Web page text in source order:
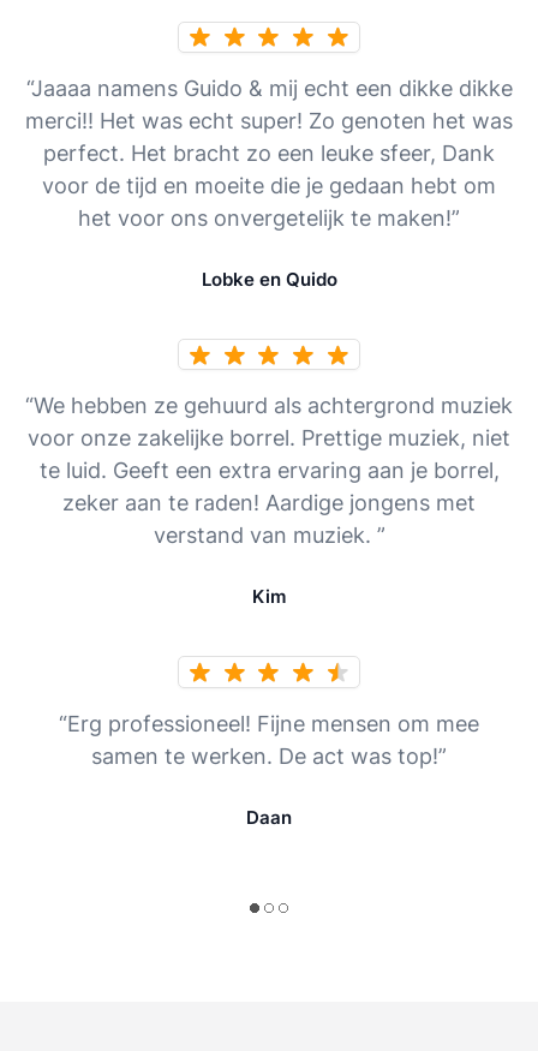
“Jaaaa namens Guido & mij echt een dikke dikke
merci!! Het was echt super! Zo genoten het was
perfect. Het bracht zo een leuke sfeer, Dank
voor de tijd en moeite die je gedaan hebt om
het voor ons onvergetelijk te maken!”
Lobke en Quido
“We hebben ze gehuurd als achtergrond muziek
voor onze zakelijke borrel. Prettige muziek, niet
te luid. Geeft een extra ervaring aan je borrel,
zeker aan te raden! Aardige jongens met
verstand van muziek. ”
Kim
“Erg professioneel! Fijne mensen om mee
samen te werken. De act was top!”
Daan